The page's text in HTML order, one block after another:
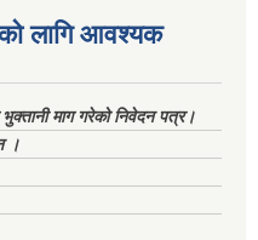
लागि आवश्यक
माग गरेको निवेदन पत्र।
।